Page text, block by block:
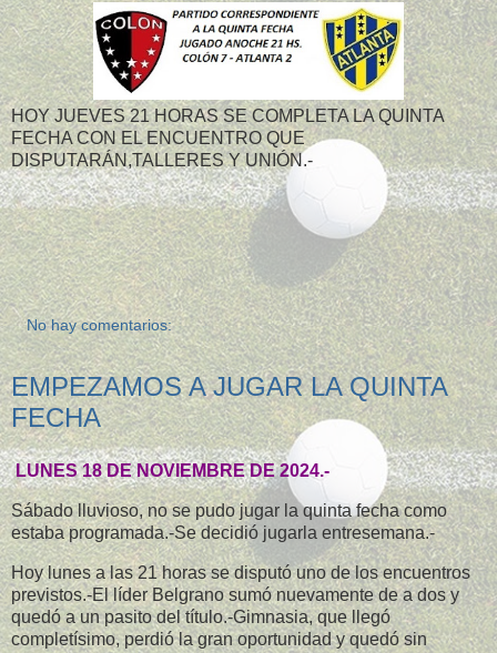
HOY JUEVES 21 HORAS SE COMPLETA LA QUINTA
FECHA CON EL ENCUENTRO QUE
DISPUTARÁN,TALLERES Y UNIÓN.-
No hay comentarios:
EMPEZAMOS A JUGAR LA QUINTA
FECHA
LUNES 18 DE NOVIEMBRE DE 2024.-
Sábado lluvioso, no se pudo jugar la quinta fecha como
estaba programada.-Se decidió jugarla entresemana.-
Hoy lunes a las 21 horas se disputó uno de los encuentros
previstos.-El líder Belgrano sumó nuevamente de a dos y
quedó a un pasito del título.-Gimnasia, que llegó
completísimo, perdió la gran oportunidad y quedó sin